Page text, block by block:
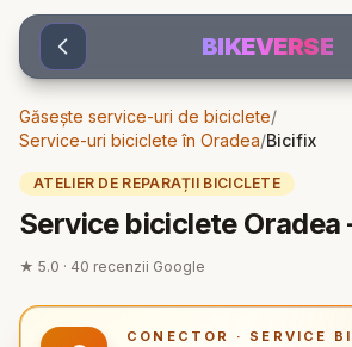
Sari la conținut
BIKEVERSE
Găsește service-uri de biciclete/
Service-uri biciclete în Oradea/Bicifix
ATELIER DE REPARAȚII BICICLETE
Service biciclete
★ 5.0 · 40 recenzii Google
CONECTOR · SERVICE